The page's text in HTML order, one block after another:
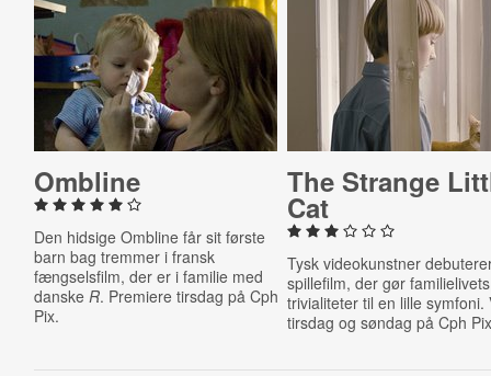
Ombline
Den hidsige Ombline får sit første
barn bag tremmer i fransk
fængselsfilm, der er i familie med
danske R. Premiere tirsdag på Cph
Pix.
The Strange
Cat
Tysk videokunstner
spillefilm, der gør familielivets
trivialiteter til en lille symfoni.
tirsdag og søndag på Cph